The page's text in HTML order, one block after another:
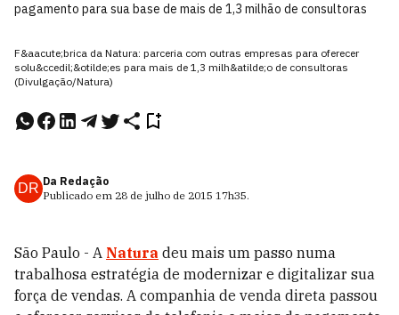
pagamento para sua base de mais de 1,3 milhão de consultoras
F&aacute;brica da Natura: parceria com outras empresas para oferecer
solu&ccedil;&otilde;es para mais de 1,3 milh&atilde;o de consultoras
(Divulgação/Natura)
DR Da Redação
Publicado em 28 de julho de 2015 17h35.
São Paulo - A Natura deu mais um passo numa
trabalhosa estratégia de modernizar e digitalizar sua
força de vendas. A companhia de venda direta passou